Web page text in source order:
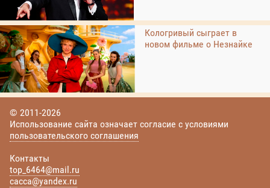
Кологривый сыграет в
новом фильме о Незнайке
© 2011-2026
Использование сайта означает согласие с условиями
пользовательского соглашения
Контакты
top_6464@mail.ru
cacca@yandex.ru